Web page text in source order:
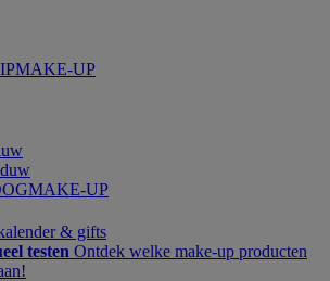
UP
UP
& gifts​
testen Ontdek welke make-up producten